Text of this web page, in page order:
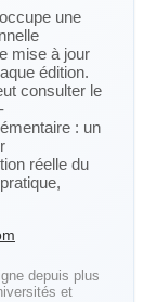
une
mise à jour
édition.
consulter le
: un
réelle du
depuis plus
et